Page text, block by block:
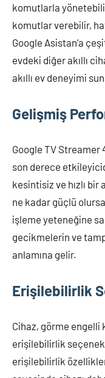
komutlarla
komutlar verebilir,
Google Asistan’a
evdeki diğer akıllı
akıllı ev deneyimi
Gelişmiş
Google TV Streamer
son derece
kesintisiz ve hızlı bir
ne kadar güçlü
işleme yeteneğine
gecikmelerin ve
anlamına gelir.
Erişilebilirlik
Cihaz, görme engelli
erişilebilirlik
erişilebilirlik